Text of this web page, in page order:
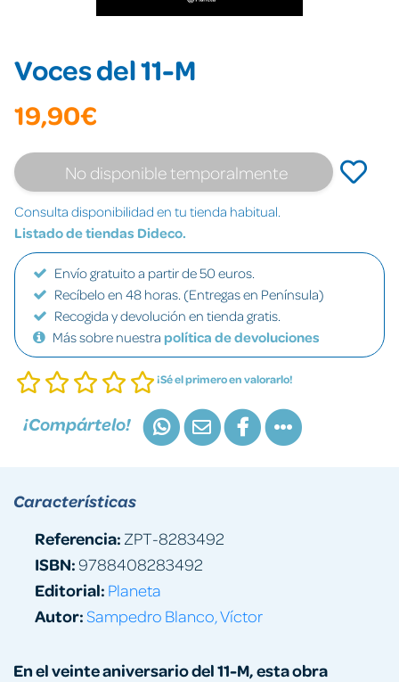
Voces del 11-M
19,90€
No disponible temporalmente
Consulta disponibilidad en tu tienda habitual.
Listado de tiendas Dideco.
Envío gratuito a partir de 50 euros.
Recíbelo en 48 horas. (Entregas en Península)
Recogida y devolución en tienda gratis.
Más sobre nuestra política de devoluciones
¡Sé el primero en valorarlo!
¡Compártelo!
En el veinte aniversario del 11-M, esta obra
Características
Referencia: ZPT-8283492
ISBN:9788408283492
Editorial: Planeta
Autor:Sampedro Blanco, Víctor